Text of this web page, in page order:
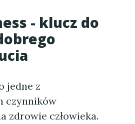
- klucz do
jedne z
czynników
zdrowie człowieka.